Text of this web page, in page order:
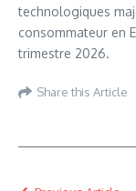
technologiques
consommateur en
trimestre 2026.
Share this Article